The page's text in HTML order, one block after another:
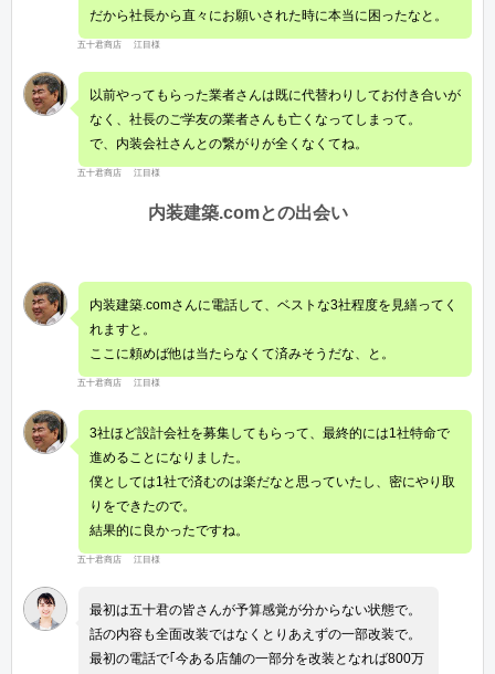
だから社長から直々にお願いされた時に本当に困ったなと。
五十君商店 江目様
以前やってもらった業者さんは既に代替わりしてお付き合いが
なく、社長のご学友の業者さんも亡くなってしまって。
で、内装会社さんとの繋がりが全くなくてね。
五十君商店 江目様
内装建築.comとの出会い
内装建築.comさんに電話して、ベストな3社程度を見繕ってく
れますと。
ここに頼めば他は当たらなくて済みそうだな、と。
五十君商店 江目様
3社ほど設計会社を募集してもらって、最終的には1社特命で
進めることになりました。
僕としては1社で済むのは楽だなと思っていたし、密にやり取
りをできたので。
結果的に良かったですね。
五十君商店 江目様
最初は五十君の皆さんが予算感覚が分からない状態で。
話の内容も全面改装ではなくとりあえずの一部改装で。
最初の電話で｢今ある店舗の一部分を改装となれば800万